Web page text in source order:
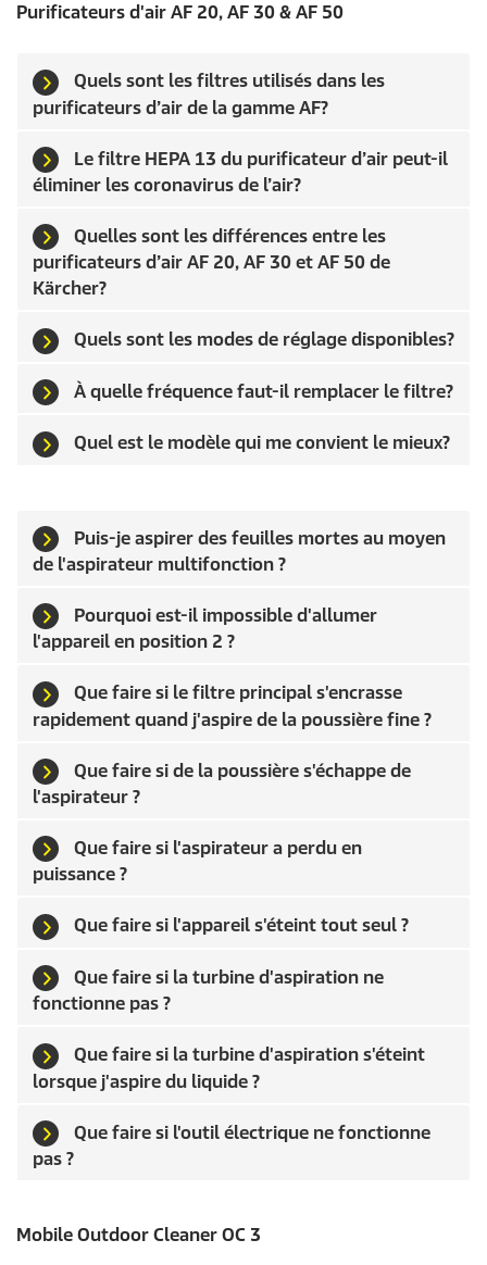
Purificateurs d'air AF 20, AF 30 & AF 50
Quels sont les filtres utilisés dans les
purificateurs d’air de la gamme AF?
Le filtre HEPA 13 du purificateur d’air peut-il
éliminer les coronavirus de l’air?
Quelles sont les différences entre les
purificateurs d’air AF 20, AF 30 et AF 50 de
Kärcher?
Quels sont les modes de réglage disponibles?
À quelle fréquence faut-il remplacer le filtre?
Quel est le modèle qui me convient le mieux?
Puis-je aspirer des feuilles mortes au moyen
de l'aspirateur multifonction ?
Pourquoi est-il impossible d'allumer
l'appareil en position 2 ?
Que faire si le filtre principal s'encrasse
rapidement quand j'aspire de la poussière fine ?
Que faire si de la poussière s'échappe de
l'aspirateur ?
Que faire si l'aspirateur a perdu en
puissance ?
Que faire si l'appareil s'éteint tout seul ?
Que faire si la turbine d'aspiration ne
fonctionne pas ?
Que faire si la turbine d'aspiration s'éteint
lorsque j'aspire du liquide ?
Que faire si l'outil électrique ne fonctionne
pas ?
Mobile Outdoor Cleaner OC 3